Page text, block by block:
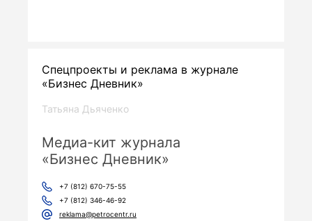
Спецпроекты и реклама в журнале
«Бизнес Дневник»
Татьяна Дьяченко
Медиа-кит журнала
«Бизнес Дневник»
+7 (812) 670-75-55
+7 (812) 346-46-92
reklama@petrocentr.ru